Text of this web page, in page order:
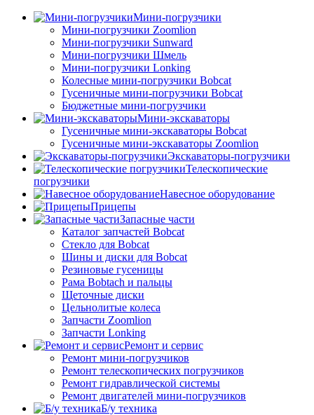
Мини-погрузчики
Мини-погрузчики Zoomlion
Мини-погрузчики Sunward
Мини-погрузчики Шмель
Мини-погрузчики Lonking
Колесные мини-погрузчики Bobcat
Гусеничные мини-погрузчики Bobcat
Бюджетные мини-погрузчики
Мини-экскаваторы
Гусеничные мини-экскаваторы Bobcat
Гусеничные мини-экскаваторы Zoomlion
Экскаваторы-погрузчики
Телескопические
погрузчики
Навесное оборудование
Прицепы
Запасные части
Каталог запчастей Bobcat
Стекло для Bobcat
Шины и диски для Bobcat
Резиновые гусеницы
Рама Bobtach и пальцы
Щеточные диски
Цельнолитые колеса
Запчасти Zoomlion
Запчасти Lonking
Ремонт и сервис
Ремонт мини-погрузчиков
Ремонт телескопических погрузчиков
Ремонт гидравлической системы
Ремонт двигателей мини-погрузчиков
Б/у техника